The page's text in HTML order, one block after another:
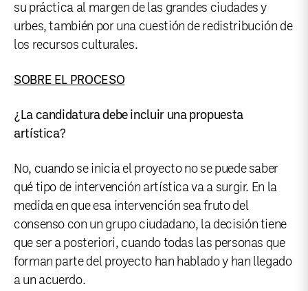
su práctica al margen de las grandes ciudades y
urbes, también por una cuestión de redistribución de
los recursos culturales.
SOBRE EL PROCESO
¿La candidatura debe incluir una propuesta
artística?
No, cuando se inicia el proyecto no se puede saber
qué tipo de intervención artística va a surgir. En la
medida en que esa intervención sea fruto del
consenso con un grupo ciudadano, la decisión tiene
que ser a posteriori, cuando todas las personas que
forman parte del proyecto han hablado y han llegado
a un acuerdo.